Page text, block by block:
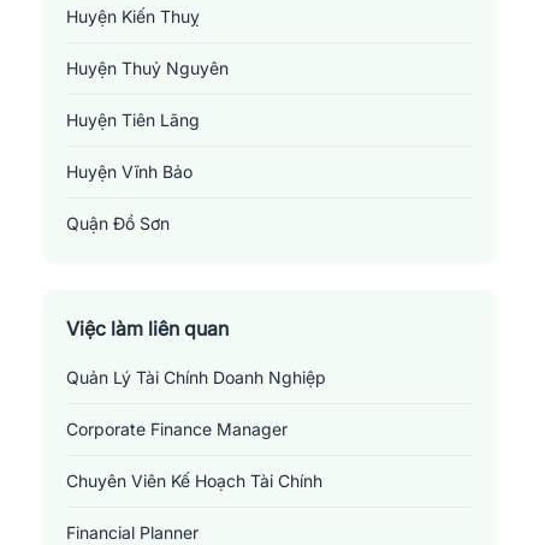
Việc làm tài chính/đầu tư/chứng khoán tại Hải Phòng
Những
vị trí việc làm liên quan đến ngành tài
Chuyên viên đầu tư
: Là vị trí chuyên trách về việc xem xét,
phân tích, và thực hiện các quyết định liên quan đến đầu tư.
Huyện Kiến Thuỵ
Huyện Thuỷ Nguyên
Huyện Tiên Lãng
Huyện Vĩnh Bảo
Quận Đồ Sơn
Quận Hải An
Quận Hồng Bàng
Quận Kiến An
Quận Lê Chân
Quận Ngô Quyền
Việc làm liên quan
Quản Lý Tài Chính Doanh Nghiệp
Corporate Finance Manager
Chuyên Viên Kế Hoạch Tài Chính
Financial Planner